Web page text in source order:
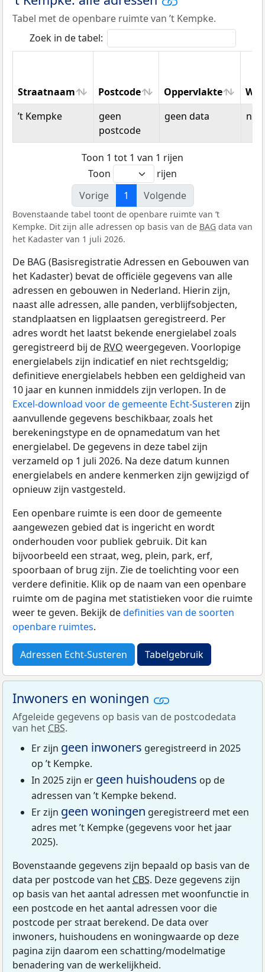
Tabel met de openbare ruimte van ’t Kempke.
Zoek in de tabel:
Straatnaam Postcode Oppervlakte
Straatnaam
Postcode Oppervlakte
’t Kempke
geen
postcode
geen data
Toon 1 tot 1 van 1 rijen
Toon
rijen
Vorige
1 Volgende
Bovenstaande tabel toont de openbare ruimte van ’t
Kempke. Dit zijn alle adressen op basis van de BAG data van
het Kadaster van 1 juli 2026.
De BAG (Basisregistratie Adressen en Gebouwen van
het Kadaster) bevat de officiële gegevens van alle
adressen en gebouwen in Nederland. Hierin zijn,
naast alle adressen, alle panden, verblijfsobjecten,
standplaatsen en ligplaatsen geregistreerd. Per
adres wordt het laatst bekende energielabel zoals
geregistreerd bij de RVO weergegeven. Voorlopige
energielabels zijn indicatief en niet rechtsgeldig;
definitieve energielabels hebben een geldigheid van
10 jaar en kunnen inmiddels zijn verlopen. In de
Excel-download voor de gemeente Echt-Susteren zijn
aanvullende gegevens beschikbaar, zoals het
berekeningstype en de opnamedatum van het
energielabel. De gegevens in deze tabel zijn
verzameld op 1 juli 2026. Na deze datum kunnen
energielabels en andere kenmerken zijn gewijzigd of
opnieuw zijn vastgesteld.
Een openbare ruimte is een door de gemeente
aangewezen gebied dat is ingericht en wordt
onderhouden voor publiek gebruik. Dit kan
bijvoorbeeld een straat, weg, plein, park, erf,
spoorbaan of brug zijn. Zie de toelichting voor een
verdere definitie. Klik op de naam van een openbare
ruimte om de pagina met statistieken voor die ruimte
weer te geven. Bekijk dedefinities van de soorten
openbare ruimtes.
Adressen Echt-Susteren Tabelgebruik
Inwoners en woningen
Afgeleide gegevens op basis van de postcodedata
van het CBS.
Er zijn geen inwoners geregistreerd in 2025
op ’t Kempke.
In 2025 zijn er geen huishoudens op de
adressen van ’t Kempke bekend.
Er zijn geen woningen geregistreerd met een
adres met ’t Kempke (gegevens voor het jaar
2025).
Bovenstaande gegevens zijn bepaald op basis van de
data per postcode van het CBS. Deze gegevens zijn
op basis van het aantal adressen met woonfunctie in
een postcode en het aantal adressen voor die
postcode per straat berekend. De data over
inwoners, huishoudens en woningwaarde op deze
pagina zijn daarom een schatting/modelmatige
benadering van de werkelijkheid.